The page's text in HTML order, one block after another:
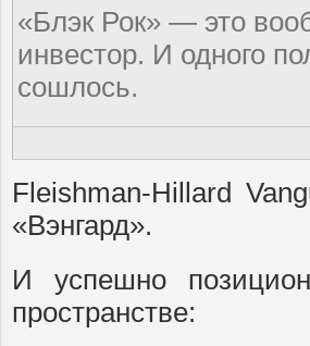
«Блэк Рок» — это
инвестор. И одного
сошлось.
Fleishman-Hillard
«Вэнгард».
И успешно
пространстве: